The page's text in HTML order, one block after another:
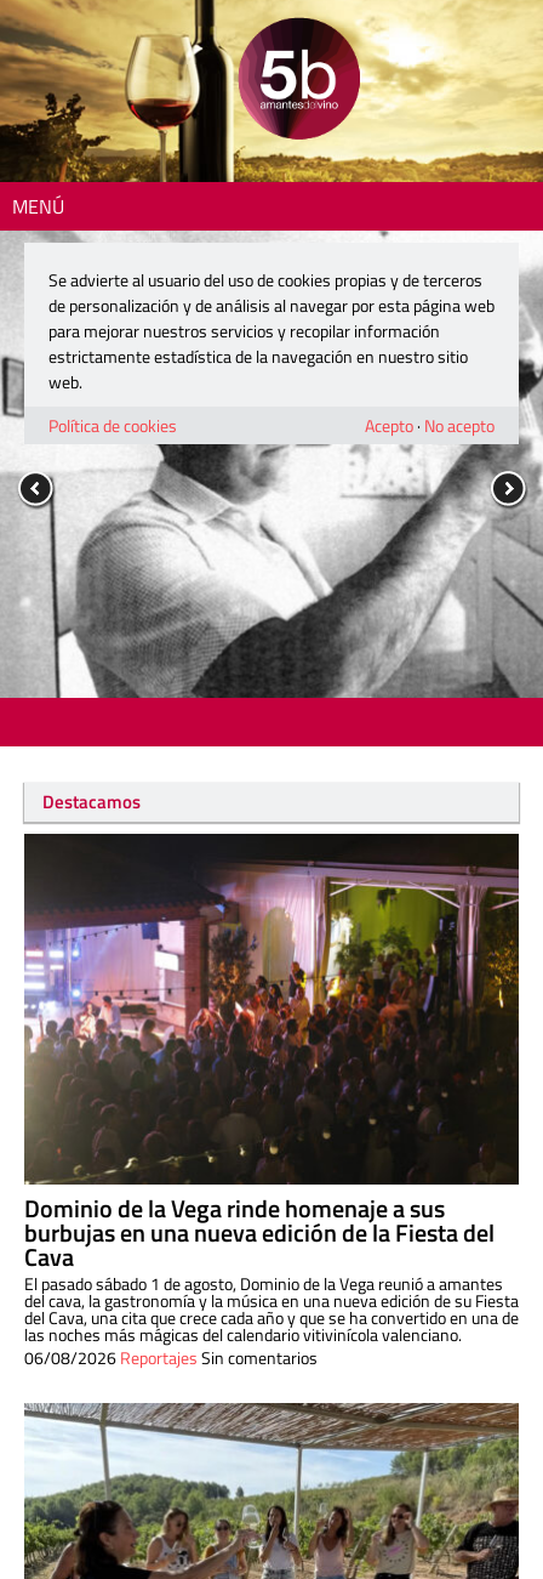
MENÚ
Destacamos
Dominio de la Vega rinde homenaje a sus
burbujas en una nueva edición de la Fiesta del
Cava
El pasado sábado 1 de agosto, Dominio de la Vega reunió a amantes
del cava, la gastronomía y la música en una nueva edición de su Fiesta
del Cava, una cita que crece cada año y que se ha convertido en una de
las noches más mágicas del calendario vitivinícola valenciano.
06/08/2026ReportajesSin comentarios
Se advierte al usuario del uso de cookies propias y de terceros
de personalización y de análisis al navegar por esta página web
para mejorar nuestros servicios y recopilar información
estrictamente estadística de la navegación en nuestro sitio
web.
Política de cookies
Acepto· No acepto